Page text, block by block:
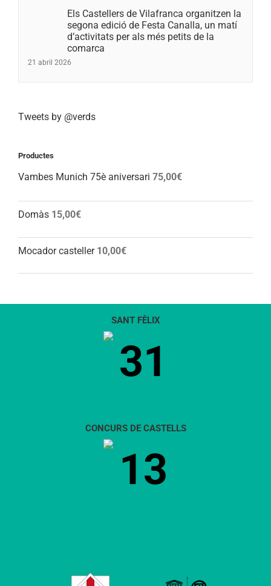
Els Castellers de Vilafranca organitzen la
segona edició de Festa Canalla, un matí
d’activitats per als més petits de la
comarca
21 abril 2026
Tweets by @verds
Productes
Vambes Munich 75è aniversari 75,00€
Domàs 15,00€
Mocador casteller 10,00€
SANT FÈLIX
31
CONCURS DE CASTELLS
13